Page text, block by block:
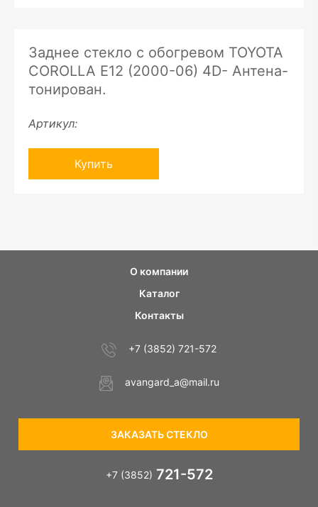
Заднее стекло с обогревом TOYOTA
COROLLA E12 (2000-06) 4D- Антена-
тонирован.
Артикул:
Купить
О компании
Каталог
Контакты
+7 (3852) 721-572
avangard_a@mail.ru
ЗАКАЗАТЬ СТЕКЛО
+7 (3852) 721-572